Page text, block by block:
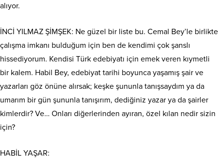
alıyor.
İNCİ YILMAZ ŞİMŞEK: Ne güzel bir liste bu. Cemal Bey’le birlikte
çalışma imkanı bulduğum için ben de kendimi çok şanslı
hissediyorum. Kendisi Türk edebiyatı için emek veren kıymetli
bir kalem. Habil Bey, edebiyat tarihi boyunca yaşamış şair ve
yazarları göz önüne alırsak; keşke şununla tanışsaydım ya da
umarım bir gün şununla tanışırım, dediğiniz yazar ya da şairler
kimlerdir? Ve… Onları diğerlerinden ayıran, özel kılan nedir sizin
için?
HABİL YAŞAR: